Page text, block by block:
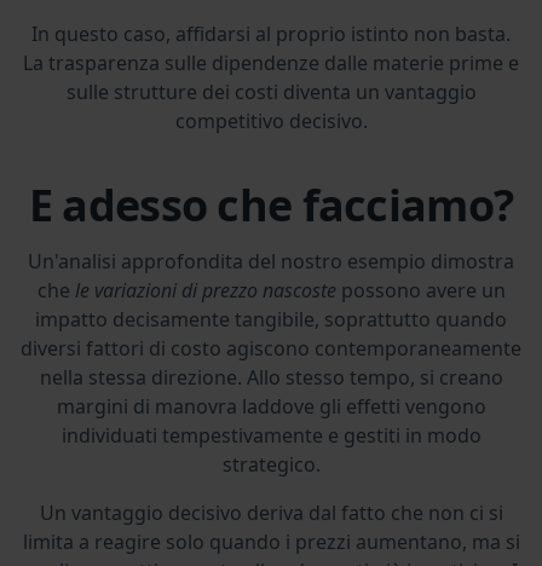
In questo caso, affidarsi al proprio istinto non basta.
La trasparenza sulle dipendenze dalle materie prime e
sulle strutture dei costi diventa un vantaggio
competitivo decisivo.
E adesso che facciamo?
Un'analisi approfondita del nostro esempio dimostra
che le variazioni di prezzo nascoste possono avere un
impatto decisamente tangibile, soprattutto quando
diversi fattori di costo agiscono contemporaneamente
nella stessa direzione. Allo stesso tempo, si creano
margini di manovra laddove gli effetti vengono
individuati tempestivamente e gestiti in modo
strategico.
Un vantaggio decisivo deriva dal fatto che non ci si
limita a reagire solo quando i prezzi aumentano, ma si